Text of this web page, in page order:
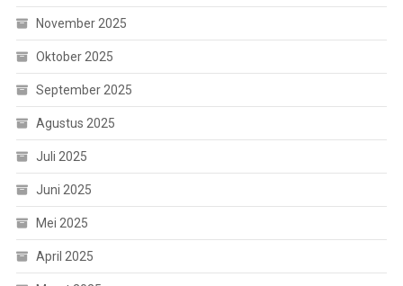
November 2025
Oktober 2025
September 2025
Agustus 2025
Juli 2025
Juni 2025
Mei 2025
April 2025